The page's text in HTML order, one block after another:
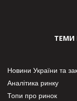
ТЕМИ
Новини України та
Аналітика ринку
Топи про ринок